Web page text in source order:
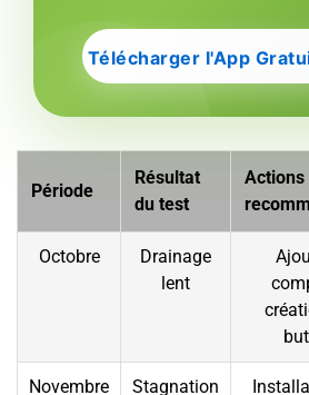
Télécharger l'App
Période
Résultat
du test
Actions
Octobre
Drainage
lent
Novembre Stagnation